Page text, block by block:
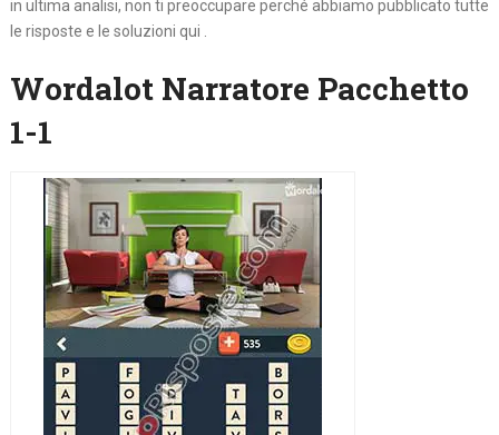
in ultima analisi, non ti preoccupare perché abbiamo pubblicato tutte
le risposte e le soluzioni qui .
Wordalot Narratore Pacchetto
1-1